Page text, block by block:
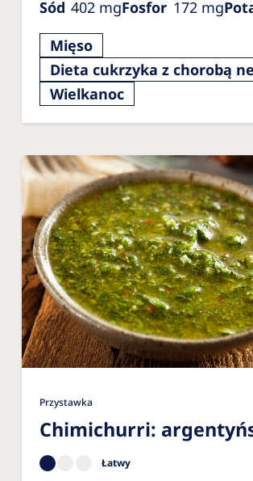
Sód 402 mgFosfor 172 mg
Mięso
Dieta cukrzyka z chorobą
Wielkanoc
Przystawka
Chimichurri:
Łatwy